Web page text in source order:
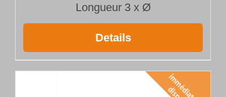
Longueur 3 x Ø
Details